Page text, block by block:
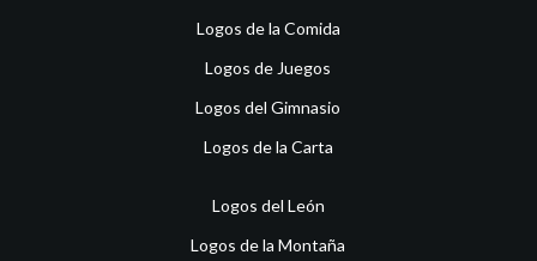
Logos de la Comida
Logos de Juegos
Logos del Gimnasio
Logos de la Carta
Logos del León
Logos de la Montaña